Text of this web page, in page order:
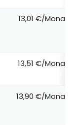
13,01 €/Monat
13,51 €/Monat
13,90 €/Monat